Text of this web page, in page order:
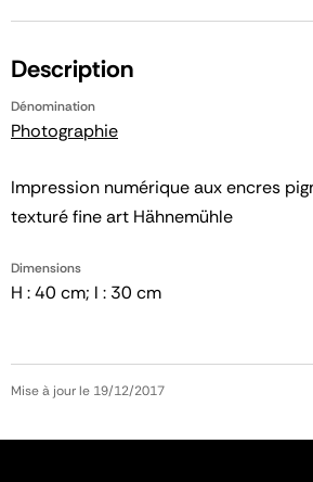
Description
Dénomination
Photographie
Impression numérique aux encres
texturé fine art Hähnemühle
Dimensions
H : 40 cm; l : 30 cm
Mise à jour le 19/12/2017